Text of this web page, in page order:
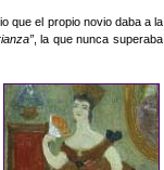
que el propio novio daba a la
, la que nunca superaba